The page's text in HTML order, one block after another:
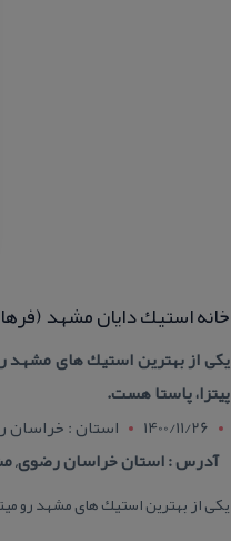
خانه استیك دایان مشهد
یكی از بهترین استیك های مشهد
پیتزا، پاستا هست.
1400/11/26
استان :
آدرس : استان خراسان رضوی,
یكی از بهترین استیك های مشهد رو